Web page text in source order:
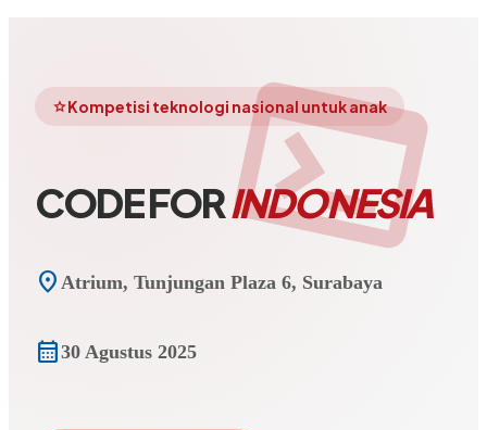
terminal
starKompetisi teknologi nasional untuk anak
CODE FORINDONESIA
location_on Atrium, Tunjungan Plaza 6, Surabaya
calendar_month30 Agustus 2025